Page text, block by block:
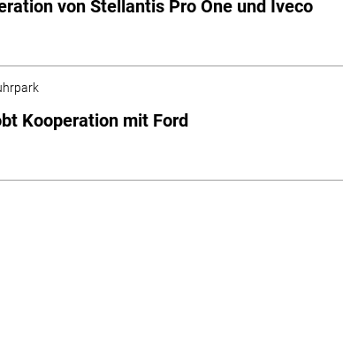
von Stellantis Pro One und Iveco
Kooperation mit Ford